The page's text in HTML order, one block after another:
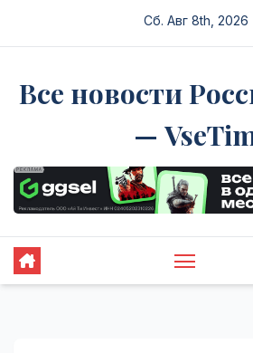
Сб. Авг 8th, 2026
Все новости
—